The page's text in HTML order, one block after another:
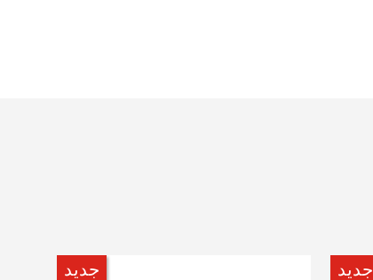
جديد جديد